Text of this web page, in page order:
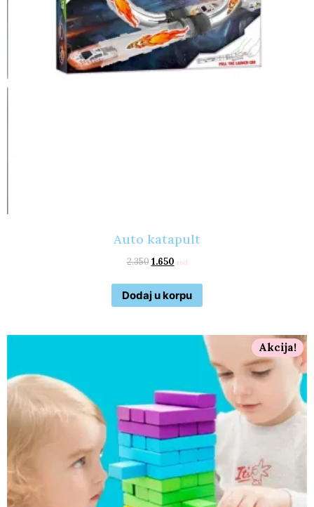
Auto katapult
2.350 1.650 rsd
Dodaj u korpu
Akcija!